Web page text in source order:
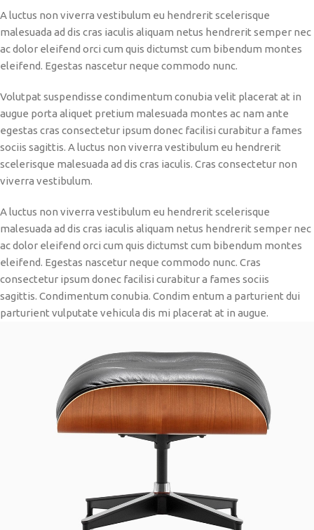
A luctus non viverra vestibulum eu hendrerit scelerisque
malesuada ad dis cras iaculis aliquam netus hendrerit semper nec
ac dolor eleifend orci cum quis dictumst cum bibendum montes
eleifend. Egestas nascetur neque commodo nunc.
Volutpat suspendisse condimentum conubia velit placerat at in
augue porta aliquet pretium malesuada montes ac nam ante
egestas cras consectetur ipsum donec facilisi curabitur a fames
sociis sagittis. A luctus non viverra vestibulum eu hendrerit
scelerisque malesuada ad dis cras iaculis. Cras consectetur non
viverra vestibulum.
A luctus non viverra vestibulum eu hendrerit scelerisque
malesuada ad dis cras iaculis aliquam netus hendrerit semper nec
ac dolor eleifend orci cum quis dictumst cum bibendum montes
eleifend. Egestas nascetur neque commodo nunc. Cras
consectetur ipsum donec facilisi curabitur a fames sociis
sagittis. Condimentum conubia. Condim entum a parturient dui
parturient vulputate vehicula dis mi placerat at in augue.